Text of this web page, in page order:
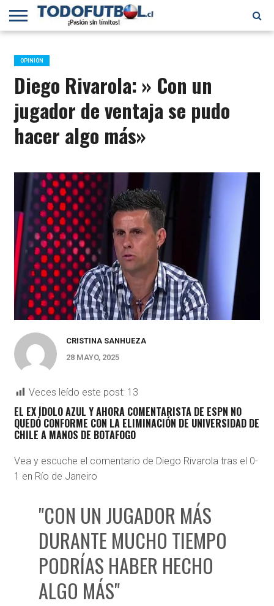
PRIMERA
B
SELECCIÓN
CHILENA
CHILENOS
EN EL
MUNDO
FÚTBOL
INTERNACIONAL
OPINIÓN
Diego Rivarola: » Con un
jugador de ventaja se pudo
hacer algo más»
CRISTINA SANHUEZA
28 MAYO, 2025
Veces leído este post: 13
EL EX ÍDOLO AZUL Y AHORA COMENTARISTA DE ESPN NO
QUEDÓ CONFORME CON LA ELIMINACIÓN DE UNIVERSIDAD DE
CHILE A MANOS DE BOTAFOGO
Vea y escuche el comentario de Diego Rivarola tras el 0-
1 en Río de Janeiro
"CON UN JUGADOR MÁS
DURANTE MUCHO TIEMPO
PODRÍAS HABER HECHO
ALGO MÁS"